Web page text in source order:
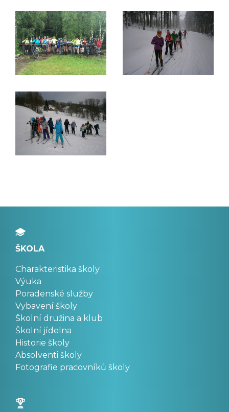
ŠKOLA
Charakteristika školy
Výuka
Poradenské služby
Vybavení školy
Školní družina a klub
Školní jídelna
Historie školy
Absolventi školy
Fotografie pracovníků školy